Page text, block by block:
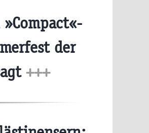
der
+++